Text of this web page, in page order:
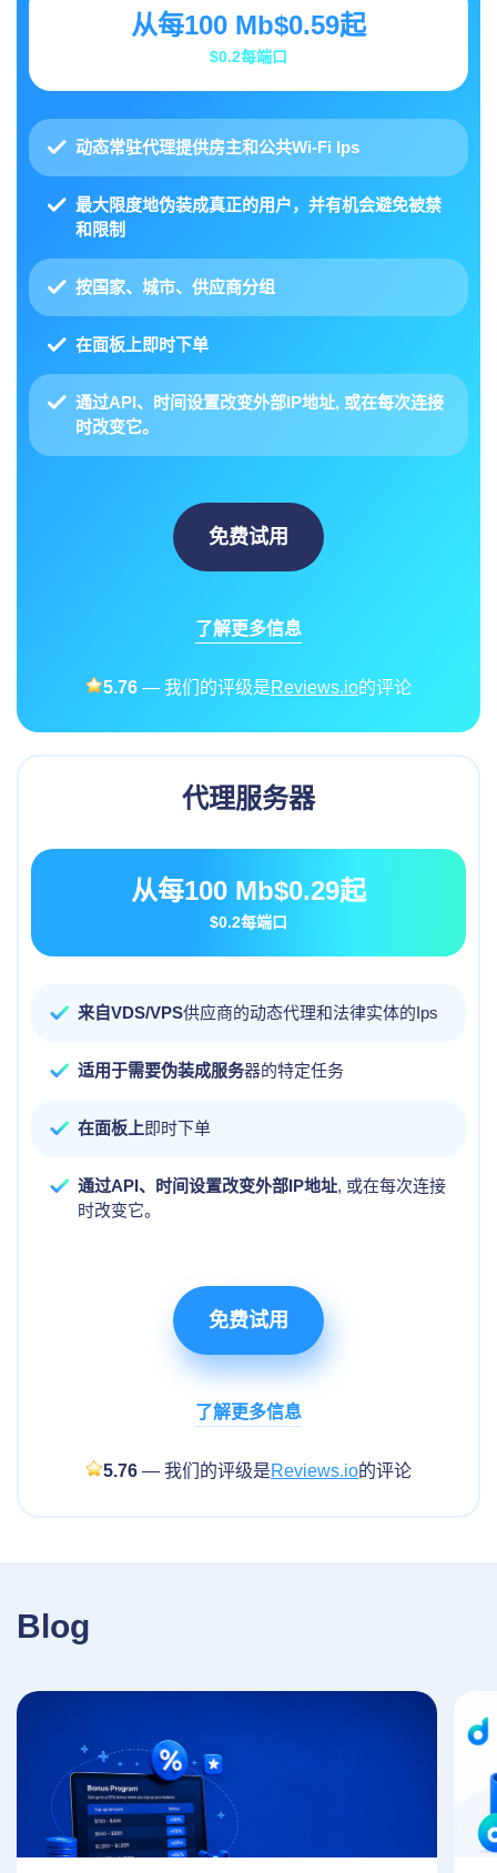
从每100 Mb$0.59起
$0.2每端口
动态常驻代理提供房主和公共Wi-Fi Ips
最大限度地伪装成真正的用户，并有机会避免被禁
和限制
按国家、城市、供应商分组
在面板上 即时下单
通过API、时间设置改变外部IP地址, 或在每次连接
时改变它。
免费试用
了解更多信息
5.76 — 我们的评级是Reviews.io的评论
代理服务器
从每100 Mb$0.29起
$0.2每端口
来自VDS/VPS供应商的动态代理和法律实体的Ips
适用于需要伪装成服务器的特定任务
在面板上即时下单
通过API、时间设置改变外部IP地址, 或在每次连接
时改变它。
免费试用
了解更多信息
5.76 — 我们的评级是Reviews.io的评论
Blog